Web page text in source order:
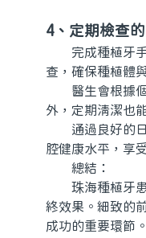
4、定期檢查
完成種植牙手
查，確保種植體
醫生會根據個
外，定期清潔也
通過良好的日
腔健康水平，享
總結：
珠海種植牙患
終效果。細致的
成功的重要環節。